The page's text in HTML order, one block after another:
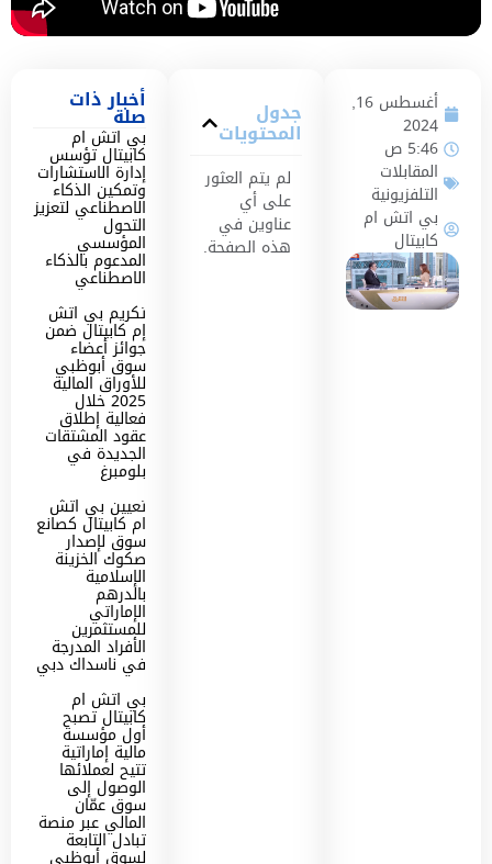
أغسطس 16,
2024
5:46 ص
المقابلات
التلفزيونية
بي اتش ام
كابيتال
جدول
المحتويات
لم يتم العثور
على أي
عناوين في
هذه الصفحة.
أخبار ذات
صلة
بي اتش ام
كابيتال تؤسس
إدارة الاستشارات
وتمكين الذكاء
الاصطناعي لتعزيز
التحول
المؤسسي
المدعوم بالذكاء
الاصطناعي
تكريم بي اتش
إم كابيتال ضمن
جوائز أعضاء
سوق أبوظبي
للأوراق المالية
2025 خلال
فعالية إطلاق
عقود المشتقات
الجديدة في
بلومبرغ
تعيين بي اتش
ام كابيتال كصانع
سوق لإصدار
صكوك الخزينة
الإسلامية
بالدرهم
الإماراتي
للمستثمرين
الأفراد المدرجة
في ناسداك دبي
بي اتش ام
كابيتال تصبح
أول مؤسسة
مالية إماراتية
تتيح لعملائها
الوصول إلى
سوق عمّان
المالي عبر منصة
تبادل التابعة
لسوق أبوظبي